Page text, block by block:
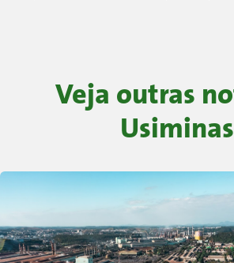
Veja outras
Usiminas